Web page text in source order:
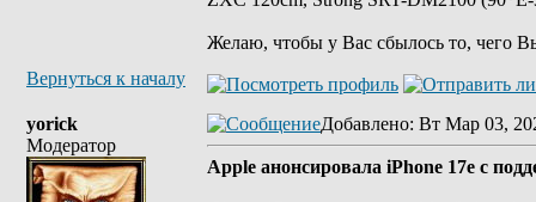
Желаю, чтобы у Вас сбылось то, чего
Вернуться к началу
yorick
Модератор
Добавлено: Вт Мар 03,
Apple анонсировала iPhone 17e с